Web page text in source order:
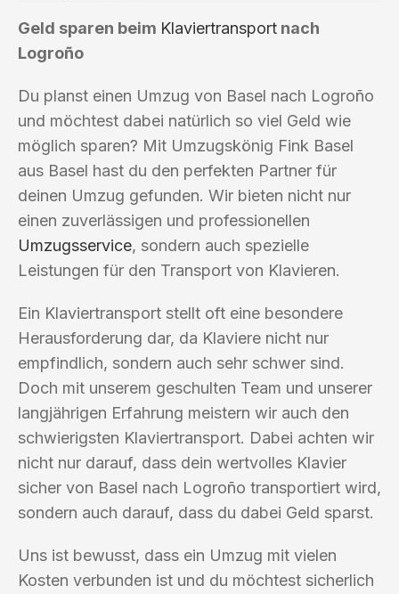
Geld sparen beim Klaviertransport nach
Logroño
Du planst einen Umzug von Basel nach Logroño
und möchtest dabei natürlich so viel Geld wie
möglich sparen? Mit Umzugskönig Fink Basel
aus Basel hast du den perfekten Partner für
deinen Umzug gefunden. Wir bieten nicht nur
einen zuverlässigen und professionellen
Umzugsservice, sondern auch spezielle
Leistungen für den Transport von Klavieren.
Ein Klaviertransport stellt oft eine besondere
Herausforderung dar, da Klaviere nicht nur
empfindlich, sondern auch sehr schwer sind.
Doch mit unserem geschulten Team und unserer
langjährigen Erfahrung meistern wir auch den
schwierigsten Klaviertransport. Dabei achten wir
nicht nur darauf, dass dein wertvolles Klavier
sicher von Basel nach Logroño transportiert wird,
sondern auch darauf, dass du dabei Geld sparst.
Uns ist bewusst, dass ein Umzug mit vielen
Kosten verbunden ist und du möchtest sicherlich